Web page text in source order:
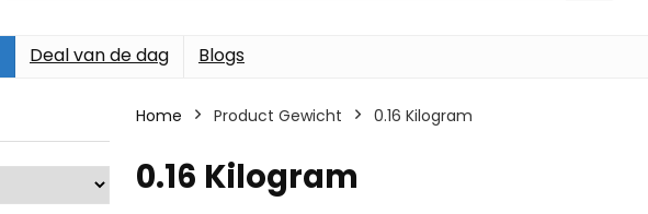
Deal van de dag Blogs
Home Product Gewicht ‎0.16 Kilogram
‎0.16 Kilogram